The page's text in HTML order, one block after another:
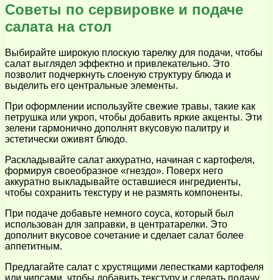
Советы по сервировке и подаче
салата на стол
Выбирайте широкую плоскую тарелку для подачи, чтобы
салат выглядел эффектно и привлекательно. Это
позволит подчеркнуть слоеную структуру блюда и
выделить его центральные элементы.
При оформлении используйте свежие травы, такие как
петрушка или укроп, чтобы добавить яркие акценты. Эти
зелени гармонично дополнят вкусовую палитру и
эстетически оживят блюдо.
Раскладывайте салат аккуратно, начиная с картофеля,
формируя своеобразное «гнездо». Поверх него
аккуратно выкладывайте оставшиеся ингредиенты,
чтобы сохранить текстуру и не размять компоненты.
При подаче добавьте немного соуса, который был
использован для заправки, в центратарелки. Это
дополнит вкусовое сочетание и сделает салат более
аппетитным.
Предлагайте салат с хрустящими лепестками картофеля
или чипсами, чтобы добавить текстуру и сделать подачу